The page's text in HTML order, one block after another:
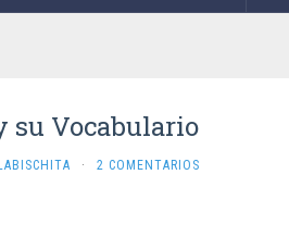
su Vocabulario
LABISCHITA · 2 COMENTARIOS